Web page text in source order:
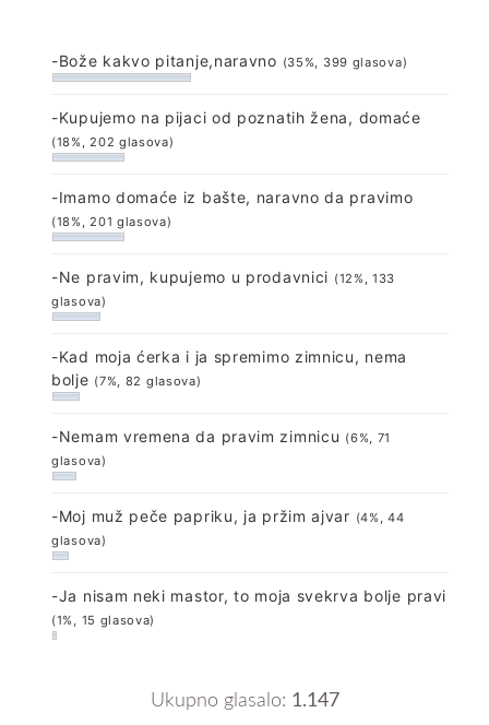
-Bože kakvo pitanje,naravno (35%, 399 glasova)
-Kupujemo na pijaci od poznatih žena, domaće
(18%, 202 glasova)
-Imamo domaće iz bašte, naravno da pravimo
(18%, 201 glasova)
-Ne pravim, kupujemo u prodavnici (12%, 133
glasova)
-Kad moja ćerka i ja spremimo zimnicu, nema
bolje (7%, 82 glasova)
-Nemam vremena da pravim zimnicu (6%, 71
glasova)
-Moj muž peče papriku, ja pržim ajvar (4%, 44
glasova)
-Ja nisam neki mastor, to moja svekrva bolje pravi
(1%, 15 glasova)
Ukupno glasalo: 1.147